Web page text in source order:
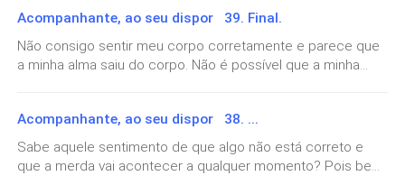
– Está errado, eu posso e vou embora agora. Você me
pagou por um jantar, se quiser que eu vá para a cama
com você vai precisar me pagar muito mais, coisa que
prova que nosso acordo não inclui sexo, você quebrou
as regras então eu estou totalmente livre para te
deixar a nenhuma e ir embora. Alguma dúvida? – as
Acompanhante, ao seu dispor 39. Final.
Não consigo sentir meu corpo corretamente e parece que
a minha alma saiu do corpo. Não é possível que a minha
uma fantasia da minha mente.– Nikola, você está bem? – a
voz de Rayna me desperta do meu meio transe e eu olho
ao redor. Felizmente, não sou o único desse jeito.– Não –
respondo sinceramente e me aproximo. Olho para a mulher
Acompanhante, ao seu dispor 38. ...
Sabe aquele sentimento de que algo não está correto e
que a merda vai acontecer a qualquer momento? Pois bem,